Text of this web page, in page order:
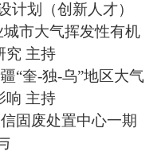
计划（创新人才）
城市大气挥发性有机
究 主持
“奎-独-乌”地区大气
响 主持
固废处置中心一期